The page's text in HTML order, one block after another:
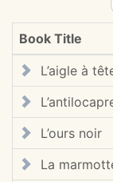
Book Title
L’aigle à
L’ours noir
La